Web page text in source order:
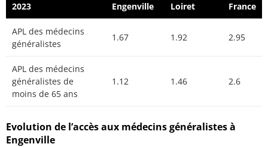
2023 Engenville Loiret France
APL des médecins
généralistes
1.67 1.92 2.95
APL des médecins
généralistes de
moins de 65 ans
1.12 1.46 2.6
Evolution de l’accès aux médecins généralistes à
Engenville